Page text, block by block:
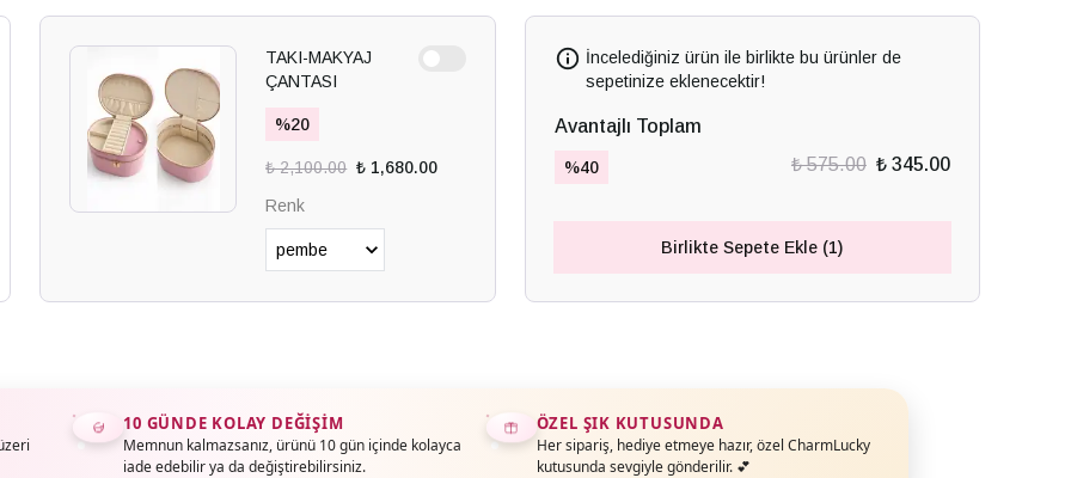
TAKI-MAKYAJ
ÇANTASI
%20
₺ 2,100.00 ₺ 1,680.00
Renk
İncelediğiniz ürün ile birlikte bu ürünler de
sepetinize eklenecektir!
Avantajlı Toplam
%40 ₺ 575.00 ₺ 345.00
Birlikte Sepete Ekle (1)
10 GÜNDE KOLAY DEĞIŞIM
Memnun kalmazsanız, ürünü 10 gün içinde kolayca
iade edebilir ya da değiştirebilirsiniz.
ÖZEL ŞIK KUTUSUNDA
Her sipariş, hediye etmeye hazır, özel CharmLucky
kutusunda sevgiyle gönderilir. 💕